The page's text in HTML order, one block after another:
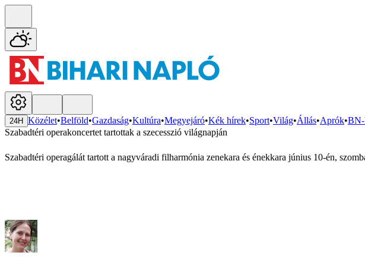
24H Közélet•Belföld•Gazdaság•Kultúra•Megyejáró•Kék hírek•Sport•Világ•Állás•Aprók•
Szabadtéri operakoncertet tartottak a szecesszió világnapján
Szabadtéri operagálát tartott a nagyváradi filharmónia zenekara és énekkara június 10-én,